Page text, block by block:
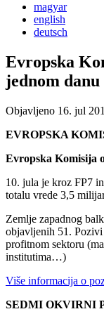
magyar
english
deutsch
Evropska
jednom danu
Objavljeno 16. jul
EVROPSKA
Evropska Komisija
10. jula je kroz FP7
totalu vrede 3,5
Zemlje zapadnog
objavljenih 51.
profitnom sektoru
institutima…)
Više informacija o
SEDMI OKVIRNI